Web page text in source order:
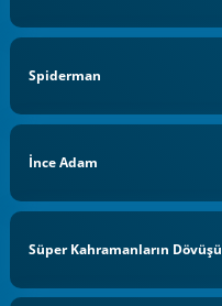
Spiderman
İnce Adam
Süper Kahramanların Dövüşü